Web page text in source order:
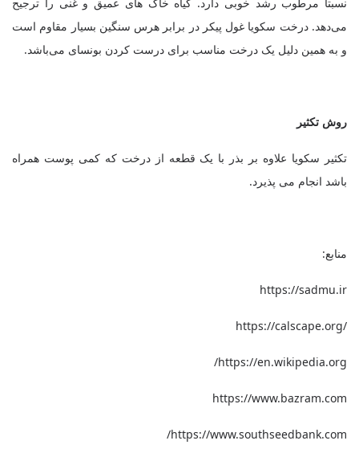
می‌دهد. درخت سکویا غول پیکر در برابر هرس سنگین بسیار مقاوم است
و به همین دلیل یک درخت مناسب برای درست کردن بونسای می‌باشد.
روش تکثیر
تکثیر سکویا علاوه بر بذر با یک قطعه از درخت که کمی پوست همراه
باشد انجام می پذیرد.
منابع:
https://sadmu.ir
https://calscape.org/
https://en.wikipedia.org
/
https://www.bazram.com
https://www.southseedbank.com/